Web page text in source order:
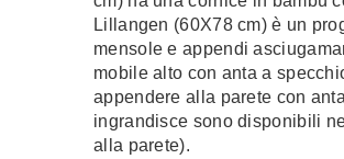
Lillangen (60X78 cm) è un
mensole e appendi
mobile alto con anta a
appendere alla parete con
ingrandisce sono disponibili
alla parete).